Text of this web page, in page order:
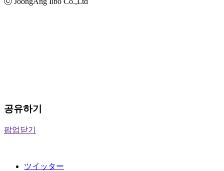
공유하기
팝업닫기
ツイッター